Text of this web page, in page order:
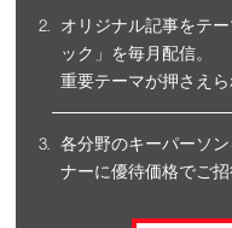
オリジナル記事をテ
ック」を毎月配信。
重要テーマが押さえら
各分野のキーパーソ
ナーに優待価格でご招